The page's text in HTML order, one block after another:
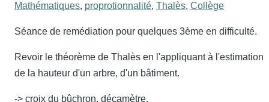
Mathématiques, proprotionnalité, Thalès, Collège
Séance de remédiation pour quelques 3ème en difficulté.
Revoir le théorème de Thalès en l'appliquant à l'estimation
de la hauteur d'un arbre, d'un bâtiment.
-> croix du bûchron, décamètre.